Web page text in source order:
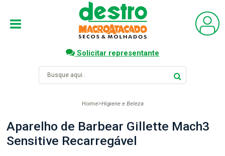
Solicitar representante
Home Higiene e Beleza
Aparelho de Barbear Gillette Mach3
Sensitive Recarregável